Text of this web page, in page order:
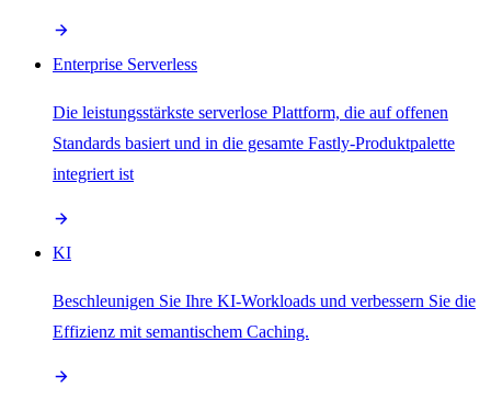
Enterprise Serverless
Die leistungsstärkste serverlose Plattform, die auf offenen
Standards basiert und in die gesamte Fastly-Produktpalette
integriert ist
KI
Beschleunigen Sie Ihre KI-Workloads und verbessern Sie die
Effizienz mit semantischem Caching.